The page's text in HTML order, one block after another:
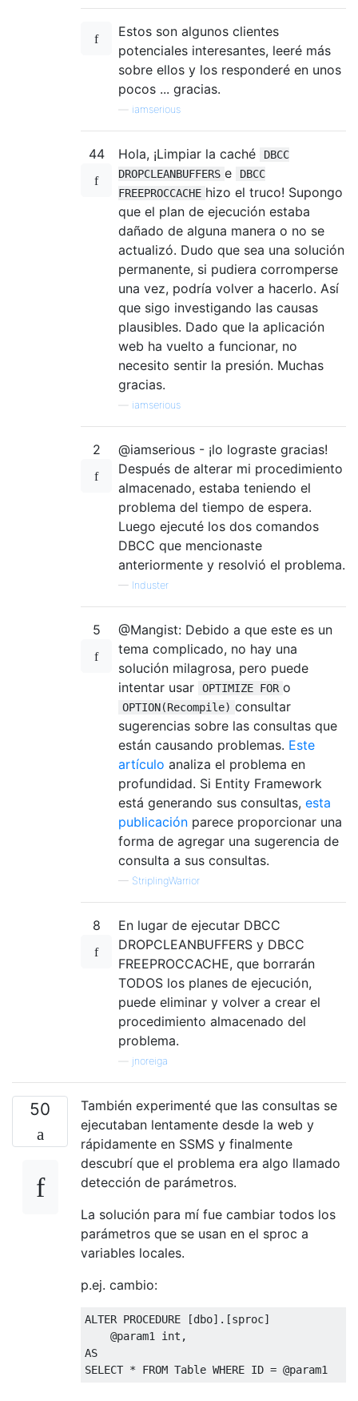
Estos son algunos clientes
potenciales interesantes, leeré más
sobre ellos y los responderé en unos
pocos ... gracias.
iamserious
44 Hola, ¡Limpiar la caché
DBCC
DROPCLEANBUFFERS e
DBCC
FREEPROCCACHE hizo el truco! Supongo
que el plan de ejecución estaba
dañado de alguna manera o no se
actualizó. Dudo que sea una solución
permanente, si pudiera corromperse
una vez, podría volver a hacerlo. Así
que sigo investigando las causas
plausibles. Dado que la aplicación
web ha vuelto a funcionar, no
necesito sentir la presión. Muchas
gracias.
iamserious
2
@iamserious - ¡lo lograste gracias!
Después de alterar mi procedimiento
almacenado, estaba teniendo el
problema del tiempo de espera.
Luego ejecuté los dos comandos
DBCC que mencionaste
anteriormente y resolvió el problema.
— Induster
5
@Mangist: Debido a que este es un
tema complicado, no hay una
solución milagrosa, pero puede
intentar usar
OPTIMIZE FOR o
OPTION(Recompile) consultar
sugerencias sobre las consultas que
están causando problemas. Este
artículo analiza el problema en
profundidad. Si Entity Framework
está generando sus consultas, esta
publicación parece proporcionar una
forma de agregar una sugerencia de
consulta a sus consultas.
— StriplingWarrior
8
En lugar de ejecutar DBCC
DROPCLEANBUFFERS y DBCC
FREEPROCCACHE, que borrarán
TODOS los planes de ejecución,
puede eliminar y volver a crear el
procedimiento almacenado del
problema.
jnoreiga
50
También experimenté que las consultas se
ejecutaban lentamente desde la web y
rápidamente en SSMS y finalmente
descubrí que el problema era algo llamado
detección de parámetros.
La solución para mí fue cambiar todos los
parámetros que se usan en el sproc a
variables locales.
p.ej. cambio:
ALTER PROCEDURE [dbo].[sproc]
@param1 int ,
AS
SELECT * FROM Table WHERE ID = @param1